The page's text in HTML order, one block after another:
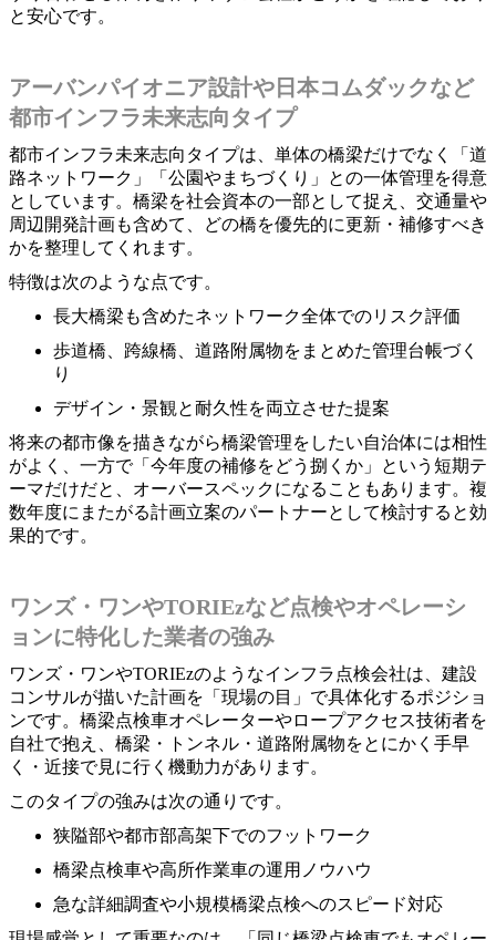
と安心です。
アーバンパイオニア設計や日本コムダックなど
都市インフラ未来志向タイプ
都市インフラ未来志向タイプは、単体の橋梁だけでなく「道
路ネットワーク」「公園やまちづくり」との一体管理を得意
としています。橋梁を社会資本の一部として捉え、交通量や
周辺開発計画も含めて、どの橋を優先的に更新・補修すべき
かを整理してくれます。
特徴は次のような点です。
長大橋梁も含めたネットワーク全体でのリスク評価
歩道橋、跨線橋、道路附属物をまとめた管理台帳づく
り
デザイン・景観と耐久性を両立させた提案
将来の都市像を描きながら橋梁管理をしたい自治体には相性
がよく、一方で「今年度の補修をどう捌くか」という短期テ
ーマだけだと、オーバースペックになることもあります。複
数年度にまたがる計画立案のパートナーとして検討すると効
果的です。
ワンズ・ワンやTORIEzなど点検やオペレーシ
ョンに特化した業者の強み
ワンズ・ワンやTORIEzのようなインフラ点検会社は、建設
コンサルが描いた計画を「現場の目」で具体化するポジショ
ンです。橋梁点検車オペレーターやロープアクセス技術者を
自社で抱え、橋梁・トンネル・道路附属物をとにかく手早
く・近接で見に行く機動力があります。
このタイプの強みは次の通りです。
狭隘部や都市部高架下でのフットワーク
橋梁点検車や高所作業車の運用ノウハウ
急な詳細調査や小規模橋梁点検へのスピード対応